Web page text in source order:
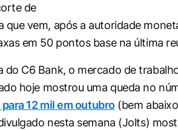
de
que vem, após a autoridade
em 50 pontos base na última
do C6 Bank, o mercado de
hoje mostrou uma queda no
12 mil em outubro(bem
nesta semana (Jolts)